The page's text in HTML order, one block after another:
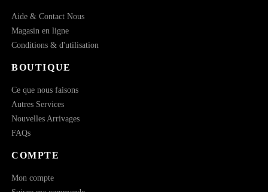
Aide & Contact Nous
Magasin en ligne
Conditions & d'utilisation
BOUTIQUE
Ce que nous faisons
Autres Services
Nouvelles Arrivages
FAQs
COMPTE
Mon compte